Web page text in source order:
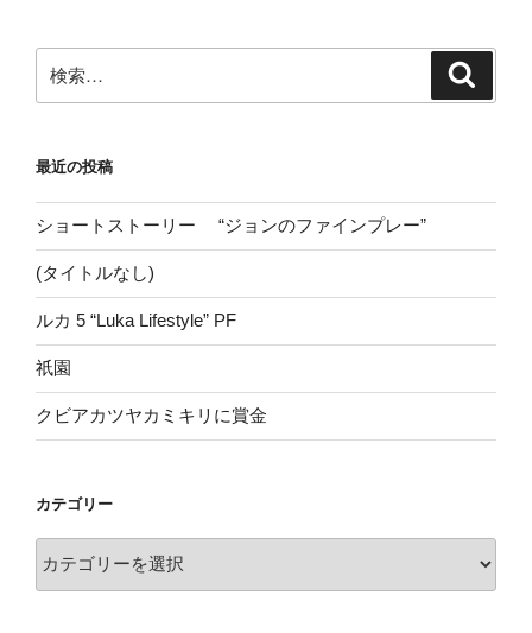
索:
最近の投稿
ショートストーリー “ジョンのファインプレー”
(タイトルなし)
ルカ 5 “Luka Lifestyle” PF
祇園
クビアカツヤカミキリに賞金
カテゴリー
テ